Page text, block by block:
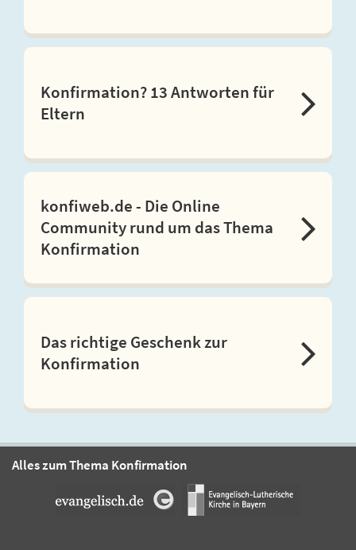
Konfirmation? 13 Antworten für
Eltern
konfiweb.de - Die Online
Community rund um das Thema
Konfirmation
Das richtige Geschenk zur
Konfirmation
Alles zum Thema Konfirmation